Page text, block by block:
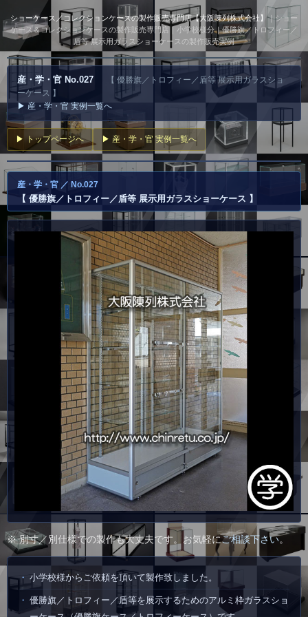
ショーケース／コレクションケースの製作販売専門店【大阪陳列株式会社】｜ショー
ケース＆コレクションケースの製作販売専門店｜小学校様分｜優勝旗／トロフィー／
盾等 展示用ガラスショーケースの製作販売実例
産・学・官 No.027
【 優勝旗／トロフィー／盾等 展示用ガラスショ
ーケース 】
▶ 産・学・官 実例一覧へ
▶ トップページへ ▶ 産・学・官 実例一覧へ
産・学・官 ／ No.027
【 優勝旗／トロフィー／盾等 展示用ガラスショーケース 】
※ 別寸／別仕様での製作も大丈夫です。お気軽にご相談下さい。
小学校様からご依頼を頂いて製作致しました。
優勝旗／トロフィー／盾等を展示するためのアルミ枠ガラスショ